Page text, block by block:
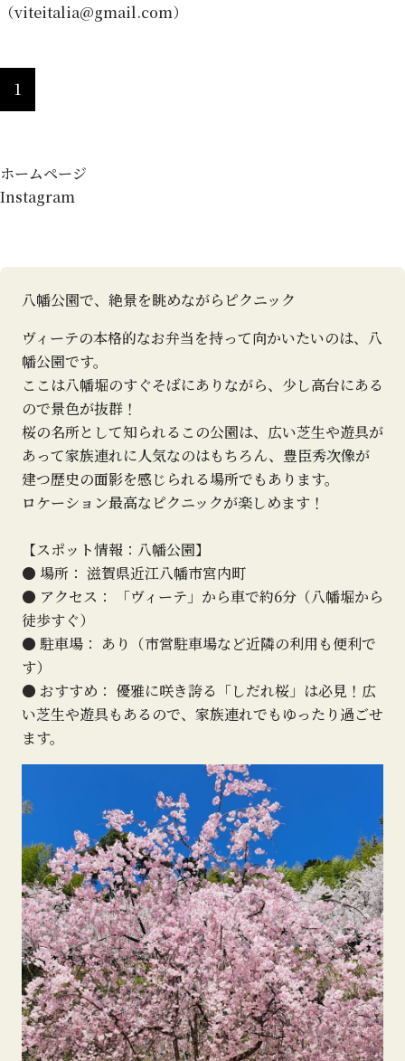
（viteitalia@gmail.com）
1
ホームページ
Instagram
八幡公園で、絶景を眺めながらピクニック
ヴィーテの本格的なお弁当を持って向かいたいのは、八
幡公園です。
ここは八幡堀のすぐそばにありながら、少し高台にある
ので景色が抜群！
桜の名所として知られるこの公園は、広い芝生や遊具が
あって家族連れに人気なのはもちろん、豊臣秀次像が
建つ歴史の面影を感じられる場所でもあります。
ロケーション最高なピクニックが楽しめます！
【スポット情報：八幡公園】
● 場所： 滋賀県近江八幡市宮内町
● アクセス： 「ヴィーテ」から車で約6分（八幡堀から
徒歩すぐ）
● 駐車場： あり（市営駐車場など近隣の利用も便利で
す）
● おすすめ： 優雅に咲き誇る「しだれ桜」は必見！広
い芝生や遊具もあるので、家族連れでもゆったり過ごせ
ます。